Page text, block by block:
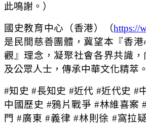
此鳴謝。）
國史教育中心（香港）（https://
是民間慈善團體，冀望本『香
觀』理念，凝聚社會各界共識
及公眾人士，傳承中華文化精萃。
#知史 #長知史 #近代 #近代史 #
中國歷史 #鴉片戰爭 #林維喜案
門 #廣東 #義律 #林則徐 #窩拉